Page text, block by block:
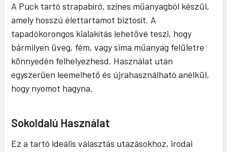
A Puck tartó strapabíró, színes műanyagból készül,
amely hosszú élettartamot biztosít. A
tapadókorongos kialakítás lehetővé teszi, hogy
bármilyen üveg, fém, vagy sima műanyag felületre
könnyedén felhelyezhesd. Használat után
egyszerűen leemelhető és újrahasználható anélkül,
hogy nyomot hagyna.
Sokoldalú Használat
Ez a tartó ideális választás utazásokhoz, irodai